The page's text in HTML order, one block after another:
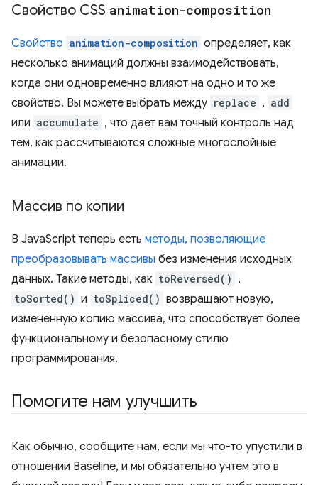
Свойство CSS animation-composition
Свойство animation-composition определяет, как
несколько анимаций должны взаимодействовать,
когда они одновременно влияют на одно и то же
свойство. Вы можете выбрать между replace , add
или accumulate , что дает вам точный контроль над
тем, как рассчитываются сложные многослойные
анимации.
Массив по копии
В JavaScript теперь есть методы, позволяющие
преобразовывать массивы без изменения исходных
данных. Такие методы, как toReversed() ,
toSorted() и toSpliced() возвращают новую,
измененную копию массива, что способствует более
функциональному и безопасному стилю
программирования.
Помогите нам улучшить
Как обычно, сообщите нам, если мы что-то упустили в
отношении Baseline, и мы обязательно учтем это в